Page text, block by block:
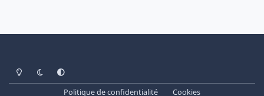
Light ModeDark ModeSystem Preference
Politique de confidentialité
Cookies